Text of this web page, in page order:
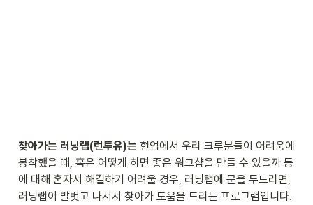
찾아가는 러닝랩(런투유)는 현업에서 우리 크루분들이 어려움에
봉착했을 때, 혹은 어떻게 하면 좋은 워크샵을 만들 수 있을까 등
에 대해 혼자서 해결하기 어려울 경우, 러닝랩에 문을 두드리면,
러닝랩이 발벗고 나서서 찾아가 도움을 드리는 프로그램입니다.